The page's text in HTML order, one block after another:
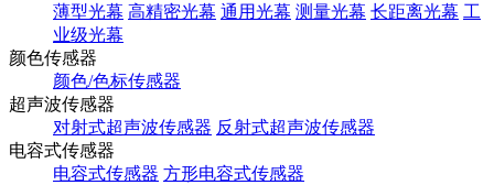
薄型光幕 高精密光幕 通用光幕 测量光幕 长距离光幕 工
业级光幕
颜色传感器
颜色/色标传感器
超声波传感器
对射式超声波传感器 反射式超声波传感器
电容式传感器
电容式传感器 方形电容式传感器